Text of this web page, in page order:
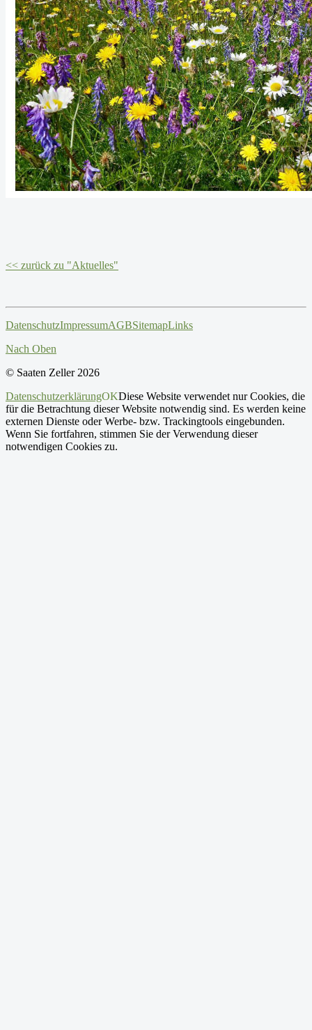
<< zurück zu "Aktuelles"
DatenschutzImpressumAGBSitemapLinks
Nach Oben
© Saaten Zeller 2026
DatenschutzerklärungOKDiese Website verwendet nur Cookies, die
für die Betrachtung dieser Website notwendig sind. Es werden keine
externen Dienste oder Werbe- bzw. Trackingtools eingebunden.
Wenn Sie fortfahren, stimmen Sie der Verwendung dieser
notwendigen Cookies zu.